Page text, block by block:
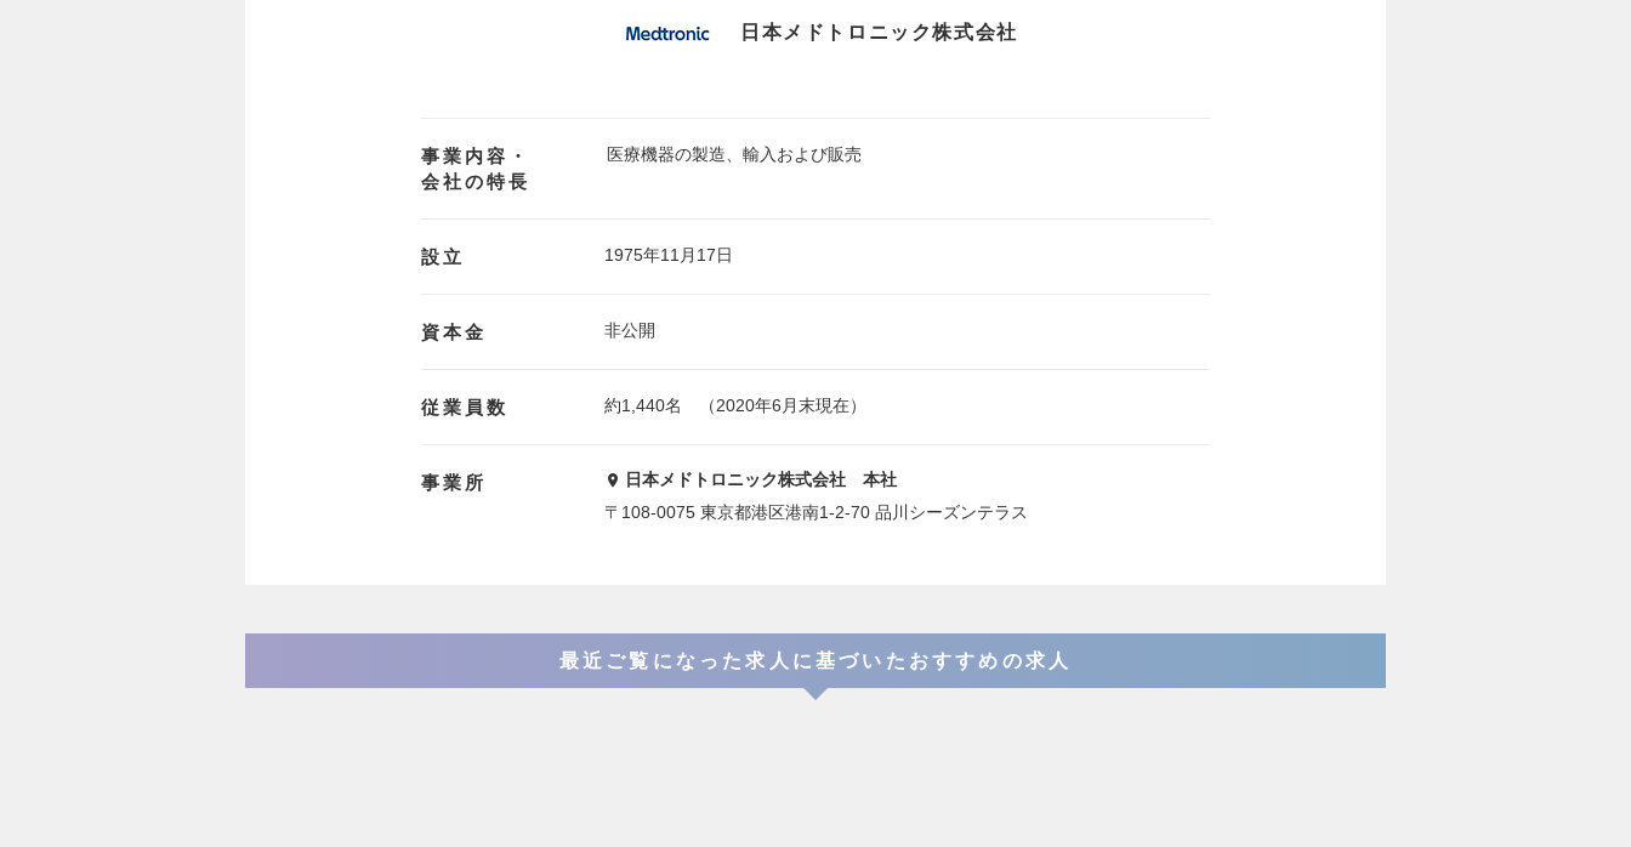
日本メドトロニック株式会社
事業内容・
会社の特長
医療機器の製造、輸入および販売
設立 1975年11月17日
資本金 非公開
従業員数 約1,440名 （2020年6月末現在）
事業所
日本メドトロニック株式会社 本社
〒108-0075 東京都港区港南1-2-70 品川シーズンテラス
最近ご覧になった求人に基づいたおすすめの求人